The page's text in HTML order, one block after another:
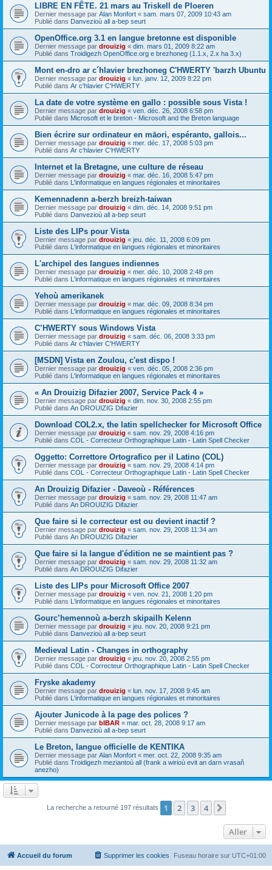
LIBRE EN FÊTE. 21 mars au Triskell de Ploeren
Dernier message par Alan Monfort « sam. mars 07, 2009 10:43 am
Publié dans Danvezioù all a-bep seurt
OpenOffice.org 3.1 en langue bretonne est disponible
Dernier message par drouizig « dim. mars 01, 2009 8:22 am
Publié dans Troidigezh OpenOffice.org e brezhoneg (1.1.x, 2.x ha 3.x)
Mont en-dro ar c´hlavier brezhoneg C'HWERTY 'barzh Ubuntu
Dernier message par drouizig « lun. janv. 12, 2009 8:22 pm
Publié dans Ar c'hlavier C'HWERTY
La date de votre système en gallo : possible sous Vista !
Dernier message par drouizig « ven. déc. 26, 2008 6:58 pm
Publié dans Microsoft et le breton - Microsoft and the Breton language
Bien écrire sur ordinateur en māori, espéranto, gallois...
Dernier message par drouizig « mer. déc. 17, 2008 5:03 pm
Publié dans Ar c'hlavier C'HWERTY
Internet et la Bretagne, une culture de réseau
Dernier message par drouizig « mar. déc. 16, 2008 5:47 pm
Publié dans L'informatique en langues régionales et minoritaires
Kemennadenn a-berzh breizh-taiwan
Dernier message par drouizig « dim. déc. 14, 2008 9:51 pm
Publié dans Danvezioù all a-bep seurt
Liste des LIPs pour Vista
Dernier message par drouizig « jeu. déc. 11, 2008 6:09 pm
Publié dans L'informatique en langues régionales et minoritaires
L'archipel des langues indiennes
Dernier message par drouizig « mer. déc. 10, 2008 2:48 pm
Publié dans L'informatique en langues régionales et minoritaires
Yehoù amerikanek
Dernier message par drouizig « mar. déc. 09, 2008 8:34 pm
Publié dans L'informatique en langues régionales et minoritaires
C’HWERTY sous Windows Vista
Dernier message par drouizig « sam. déc. 06, 2008 3:33 pm
Publié dans Ar c'hlavier C'HWERTY
[MSDN] Vista en Zoulou, c'est dispo !
Dernier message par drouizig « ven. déc. 05, 2008 2:36 pm
Publié dans L'informatique en langues régionales et minoritaires
« An Drouizig Difazier 2007, Service Pack 4 »
Dernier message par drouizig « dim. nov. 30, 2008 2:55 pm
Publié dans An DROUIZIG Difazier
Download COL2.x, the latin spellchecker for Microsoft Office
Dernier message par drouizig « sam. nov. 29, 2008 4:16 pm
Publié dans COL - Correcteur Orthographique Latin - Latin Spell Checker
Oggetto: Correttore Ortografico per il Latino (COL)
Dernier message par drouizig « sam. nov. 29, 2008 4:14 pm
Publié dans COL - Correcteur Orthographique Latin - Latin Spell Checker
An Drouizig Difazier - Daveoù - Références
Dernier message par drouizig « sam. nov. 29, 2008 11:47 am
Publié dans An DROUIZIG Difazier
Que faire si le correcteur est ou devient inactif ?
Dernier message par drouizig « sam. nov. 29, 2008 11:34 am
Publié dans An DROUIZIG Difazier
Que faire si la langue d'édition ne se maintient pas ?
Dernier message par drouizig « sam. nov. 29, 2008 11:32 am
Publié dans An DROUIZIG Difazier
Liste des LIPs pour Microsoft Office 2007
Dernier message par drouizig « ven. nov. 21, 2008 1:20 pm
Publié dans L'informatique en langues régionales et minoritaires
Gourc’hemennoù a-berzh skipailh Kelenn
Dernier message par drouizig « jeu. nov. 20, 2008 9:21 pm
Publié dans Danvezioù all a-bep seurt
Medieval Latin - Changes in orthography
Dernier message par drouizig « jeu. nov. 20, 2008 2:55 pm
Publié dans COL - Correcteur Orthographique Latin - Latin Spell Checker
Fryske akademy
Dernier message par drouizig « lun. nov. 17, 2008 9:45 am
Publié dans L'informatique en langues régionales et minoritaires
Ajouter Junicode à la page des polices ?
Dernier message par bIBAR « mar. oct. 28, 2008 9:17 am
Publié dans Danvezioù all a-bep seurt
Le Breton, langue officielle de KENTIKA
Dernier message par Alan Monfort « mer. oct. 22, 2008 9:35 am
Publié dans Troidigezh meziantoù all (frank a wirioù evit an darn vrasañ
anezho)
La recherche a retourné 197 résultats 1 2 3 4
Aller
Accueil du forum Fuseau horaire sur UTC+01:00
Supprimer les cookies